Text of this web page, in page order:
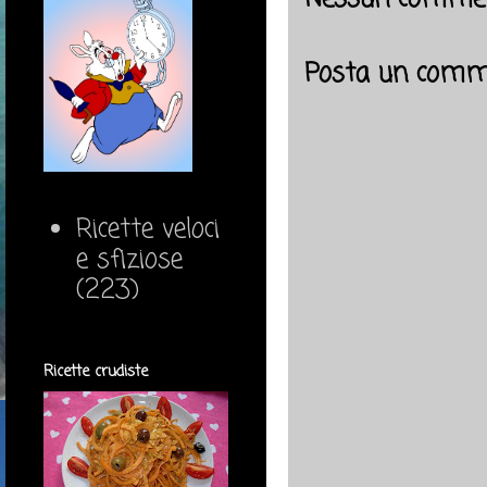
Posta un
Ricette veloci
e sfiziose
(223)
Ricette crudiste